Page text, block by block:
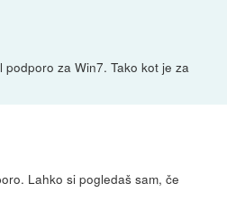
za Win7. Tako kot je za
Lahko si pogledaš sam, če